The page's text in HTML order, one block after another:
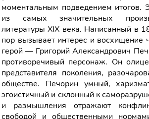
моментальным подведением итогов.
из самых значительных
литературы XIX века. Написанный в
пор вызывает интерес и восхищение
герой — Григорий Александрович
противоречивый персонаж. Он
представителя поколения,
обществе. Печорин умный,
эгоистичный и склонный к
и размышления отражают
свободой и общественными